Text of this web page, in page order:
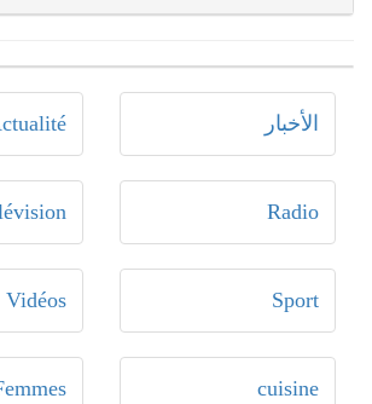
الأخبار
Radio
Vidéos Sport
cuisine